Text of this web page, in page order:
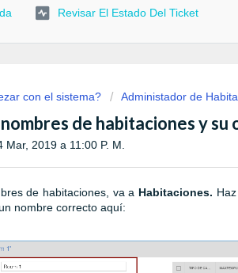
Revisar El Estado Del Ticket
con el sistema? Administador de
de habitaciones y su
2019 a 11:00 P. M.
de habitaciones, va a Habitaciones.
nombre correcto aquí: